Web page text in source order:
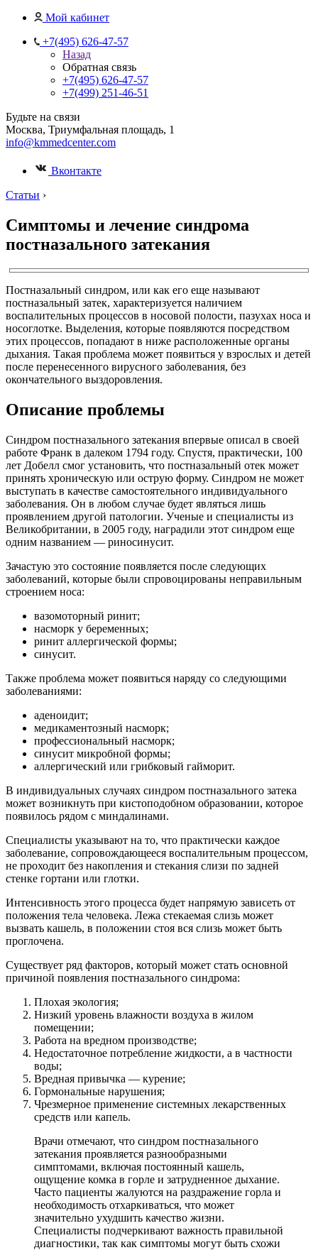
Мой кабинет
+7(495) 626-47-57
Назад
Обратная связь
+7(495) 626-47-57
+7(499) 251-46-51
Будьте на связи
Москва, Триумфальная площадь, 1
info@kmmedcenter.com
Вконтакте
Статьи ›
Симптомы и лечение синдрома
постназального затекания
Постназальный синдром, или как его еще называют
постназальный затек, характеризуется наличием
воспалительных процессов в носовой полости, пазухах носа и
носоглотке. Выделения, которые появляются посредством
этих процессов, попадают в ниже расположенные органы
дыхания. Такая проблема может появиться у взрослых и детей
после перенесенного вирусного заболевания, без
окончательного выздоровления.
Описание проблемы
Синдром постназального затекания впервые описал в своей
работе Франк в далеком 1794 году. Спустя, практически, 100
лет Добелл смог установить, что постназальный отек может
принять хроническую или острую форму. Синдром не может
выступать в качестве самостоятельного индивидуального
заболевания. Он в любом случае будет являться лишь
проявлением другой патологии. Ученые и специалисты из
Великобритании, в 2005 году, наградили этот синдром еще
одним названием — риносинусит.
Зачастую это состояние появляется после следующих
заболеваний, которые были спровоцированы неправильным
строением носа:
вазомоторный ринит;
насморк у беременных;
ринит аллергической формы;
синусит.
Также проблема может появиться наряду со следующими
заболеваниями:
аденоидит;
медикаментозный насморк;
профессиональный насморк;
синусит микробной формы;
аллергический или грибковый гайморит.
В индивидуальных случаях синдром постназального затека
может возникнуть при кистоподобном образовании, которое
появилось рядом с миндалинами.
Специалисты указывают на то, что практически каждое
заболевание, сопровождающееся воспалительным процессом,
не проходит без накопления и стекания слизи по задней
стенке гортани или глотки.
Интенсивность этого процесса будет напрямую зависеть от
положения тела человека. Лежа стекаемая слизь может
вызвать кашель, в положении стоя вся слизь может быть
проглочена.
Существует ряд факторов, который может стать основной
причиной появления постназального синдрома:
Плохая экология;
Низкий уровень влажности воздуха в жилом
помещении;
Работа на вредном производстве;
Недостаточное потребление жидкости, а в частности
воды;
Вредная привычка — курение;
Гормональные нарушения;
Чрезмерное применение системных лекарственных
средств или капель.
Врачи отмечают, что синдром постназального
затекания проявляется разнообразными
симптомами, включая постоянный кашель,
ощущение комка в горле и затрудненное дыхание.
Часто пациенты жалуются на раздражение горла и
необходимость отхаркиваться, что может
значительно ухудшить качество жизни.
Специалисты подчеркивают важность правильной
диагностики, так как симптомы могут быть схожи